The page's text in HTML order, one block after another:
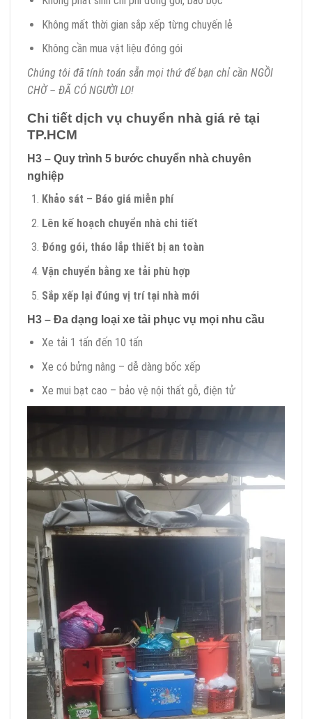
Không mất thời gian sắp xếp từng chuyến lẻ
Không cần mua vật liệu đóng gói
Chúng tôi đã tính toán sẵn mọi thứ để bạn chỉ cần NGỒI
CHỜ – ĐÃ CÓ NGƯỜI LO!
Chi tiết dịch vụ chuyển nhà giá rẻ tại
TP.HCM
H3 – Quy trình 5 bước chuyển nhà chuyên
nghiệp
Khảo sát – Báo giá miễn phí
Lên kế hoạch chuyển nhà chi tiết
Đóng gói, tháo lắp thiết bị an toàn
Vận chuyển bằng xe tải phù hợp
Sắp xếp lại đúng vị trí tại nhà mới
H3 – Đa dạng loại xe tải phục vụ mọi nhu cầu
Xe tải 1 tấn đến 10 tấn
Xe có bửng nâng – dễ dàng bốc xếp
Xe mui bạt cao – bảo vệ nội thất gỗ, điện tử